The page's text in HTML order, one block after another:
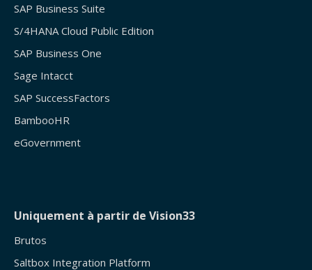
SAP Business Suite
S/4HANA Cloud Public Edition
SAP Business One
Sage Intacct
SAP SuccessFactors
BambooHR
eGovernment
Uniquement à partir de Vision33
Brutos
Saltbox Integration Platform